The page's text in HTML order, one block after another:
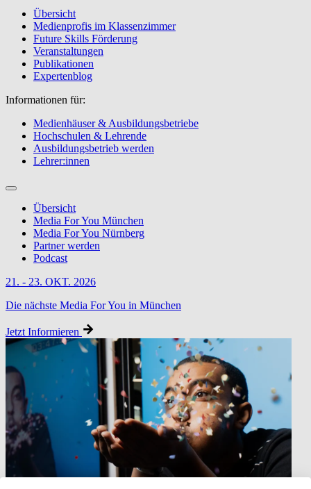
Übersicht
Medienprofis im Klassenzimmer
Future Skills Förderung
Veranstaltungen
Publikationen
Expertenblog
Informationen für:
Medienhäuser & Ausbildungsbetriebe
Hochschulen & Lehrende
Ausbildungsbetrieb werden
Lehrer:innen
Übersicht
Media For You München
Media For You Nürnberg
Partner werden
Podcast
21. - 23. OKT. 2026
Die nächste Media For You in München
Jetzt Informieren